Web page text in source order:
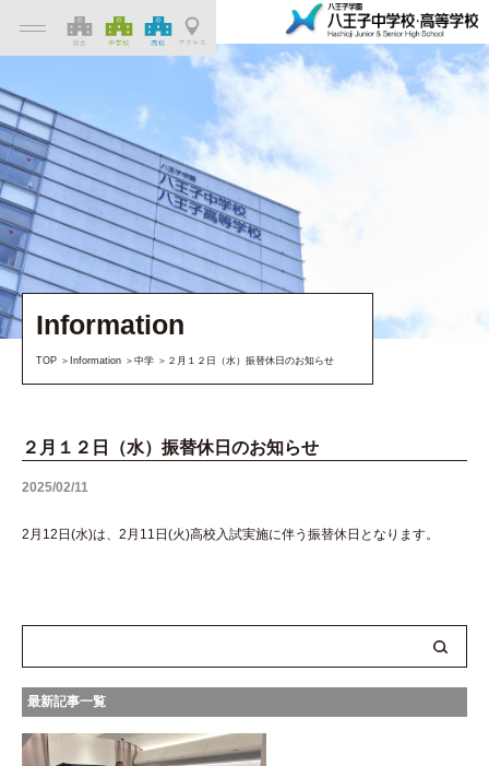
Information
TOP Information 中学 ２月１２日（水）振替休日のお知らせ
２月１２日（水）振替休日のお知らせ
2025/02/11
2月12日(水)は、2月11日(火)高校入試実施に伴う振替休日となります。
最新記事一覧